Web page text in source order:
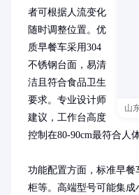
山
者可根据人流变化
随时调整位置。优
质早餐车采用304
不锈钢台面，易清
洁且符合食品卫生
要求。专业设计师
建议，工作台高度
控制在80-90cm最符合人
功能配置方面，标准早
柜等。高端型号可能集